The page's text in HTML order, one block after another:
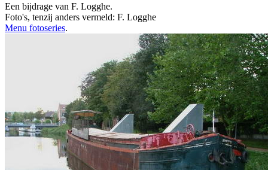
Een bijdrage van F. Logghe.
Foto's, tenzij anders vermeld: F. Logghe
Menu fotoseries.